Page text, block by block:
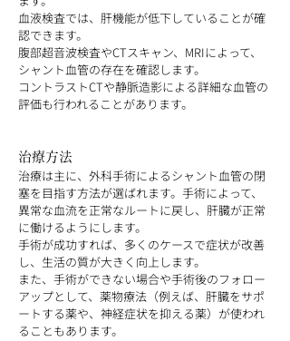
血液検査では、肝機能が低下していることが確
認できます。
腹部超音波検査やCTスキャン、MRIによって、
シャント血管の存在を確認します。
コントラストCTや静脈造影による詳細な血管の
評価も行われることがあります。
治療方法
治療は主に、外科手術によるシャント血管の閉
塞を目指す方法が選ばれます。手術によって、
異常な血流を正常なルートに戻し、肝臓が正常
に働けるようにします。
手術が成功すれば、多くのケースで症状が改善
し、生活の質が大きく向上します。
また、手術ができない場合や手術後のフォロー
アップとして、薬物療法（例えば、肝臓をサポ
ートする薬や、神経症状を抑える薬）が使われ
ることもあります。